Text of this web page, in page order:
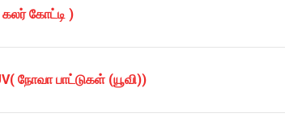
கோட்டி )
நோவா பாட்டுகள் (யூவி))